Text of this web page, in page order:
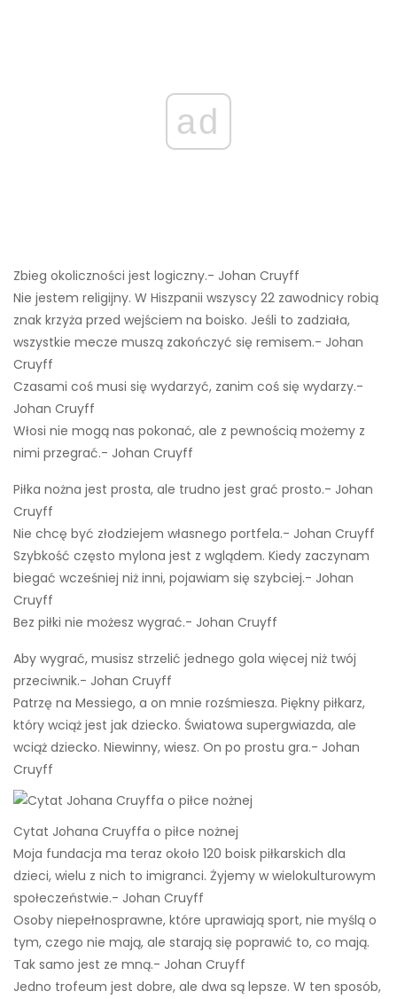
ad
Zbieg okoliczności jest logiczny.- Johan Cruyff
Nie jestem religijny. W Hiszpanii wszyscy 22 zawodnicy robią
znak krzyża przed wejściem na boisko. Jeśli to zadziała,
wszystkie mecze muszą zakończyć się remisem.- Johan
Cruyff
Czasami coś musi się wydarzyć, zanim coś się wydarzy.-
Johan Cruyff
Włosi nie mogą nas pokonać, ale z pewnością możemy z
nimi przegrać.- Johan Cruyff
Piłka nożna jest prosta, ale trudno jest grać prosto.- Johan
Cruyff
Nie chcę być złodziejem własnego portfela.- Johan Cruyff
Szybkość często mylona jest z wglądem. Kiedy zaczynam
biegać wcześniej niż inni, pojawiam się szybciej.- Johan
Cruyff
Bez piłki nie możesz wygrać.- Johan Cruyff
Aby wygrać, musisz strzelić jednego gola więcej niż twój
przeciwnik.- Johan Cruyff
Patrzę na Messiego, a on mnie rozśmiesza. Piękny piłkarz,
który wciąż jest jak dziecko. Światowa supergwiazda, ale
wciąż dziecko. Niewinny, wiesz. On po prostu gra.- Johan
Cruyff
Cytat Johana Cruyffa o piłce nożnej
Moja fundacja ma teraz około 120 boisk piłkarskich dla
dzieci, wielu z nich to imigranci. Żyjemy w wielokulturowym
społeczeństwie.- Johan Cruyff
Osoby niepełnosprawne, które uprawiają sport, nie myślą o
tym, czego nie mają, ale starają się poprawić to, co mają.
Tak samo jest ze mną.- Johan Cruyff
Jedno trofeum jest dobre, ale dwa są lepsze. W ten sposób,